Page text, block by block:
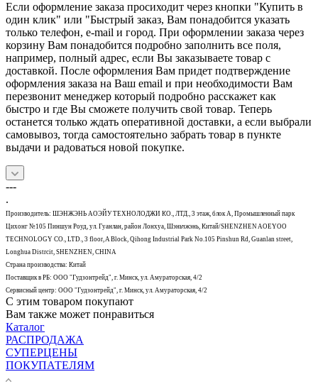
Если оформление заказа просиходит через кнопки "Купить в
один клик" или "Быстрый заказ, Вам понадобится указать
только телефон, e-mail и город. При оформлении заказа через
корзину Вам понадобится подробно заполнить все поля,
например, полный адрес, если Вы заказываете товар с
доставкой. После оформления Вам придет подтверждение
оформления заказа на Ваш email и при необходимости Вам
перезвонит менеджер который подробно расскажет как
быстро и где Вы сможете получить свой товар. Теперь
останется только ждать оперативной доставки, а если выбрали
самовывоз, тогда самостоятельно забрать товар в пункте
выдачи и радоваться новой покупке.
---
.
Производитель: ШЭНЖЭНЬ АОЭЙУ ТЕХНОЛОДЖИ КО., ЛТД., 3 этаж, блок А, Промышленный парк
Цихонг №105 Пиншун Роуд, ул. Гуанлан, район Лонхуа, Шэньчжэнь, Китай/SHENZHEN AOEYOO
TECHNOLOGY CO., LTD., 3 floor, A Block, Qihong Industrial Park No.105 Pinshun Rd, Guanlan street,
Longhua Distrcit, SHENZHEN, CHINA
Страна производства: Китай
Поставщик в РБ: ООО "Гудзонтрейд", г. Минск, ул. Амураторская, 4/2
Сервисный центр: ООО "Гудзонтрейд", г. Минск, ул. Амураторская, 4/2
С этим товаром покупают
Вам также может понравиться
Каталог
РАСПРОДАЖА
СУПЕРЦЕНЫ
ПОКУПАТЕЛЯМ